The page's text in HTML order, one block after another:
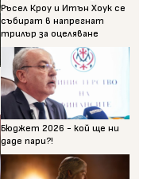
Ръсел Кроу и Итън Хоук се
събират в напрегнат
трилър за оцеляване
Бюджет 2026 - кой ще ни
даде пари?!